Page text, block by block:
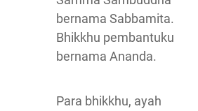
bernama Sabbamita.
Bhikkhu pembantuku
bernama Ananda.
Para bhikkhu, ayah